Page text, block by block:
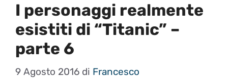
I personaggi realmente
esistiti di “Titanic” –
parte 6
9 Agosto 2016 di Francesco